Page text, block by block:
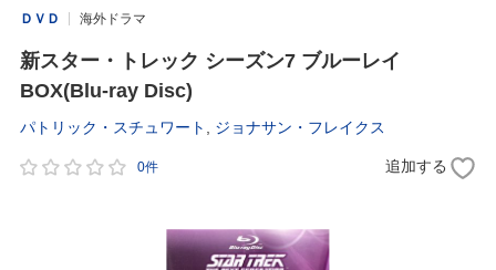
ＤＶＤ 海外ドラマ
新スター・トレック シーズン7 ブルーレイ
BOX(Blu-ray Disc)
パトリック・スチュワート ジョナサン・フレイクス
0件 追加する